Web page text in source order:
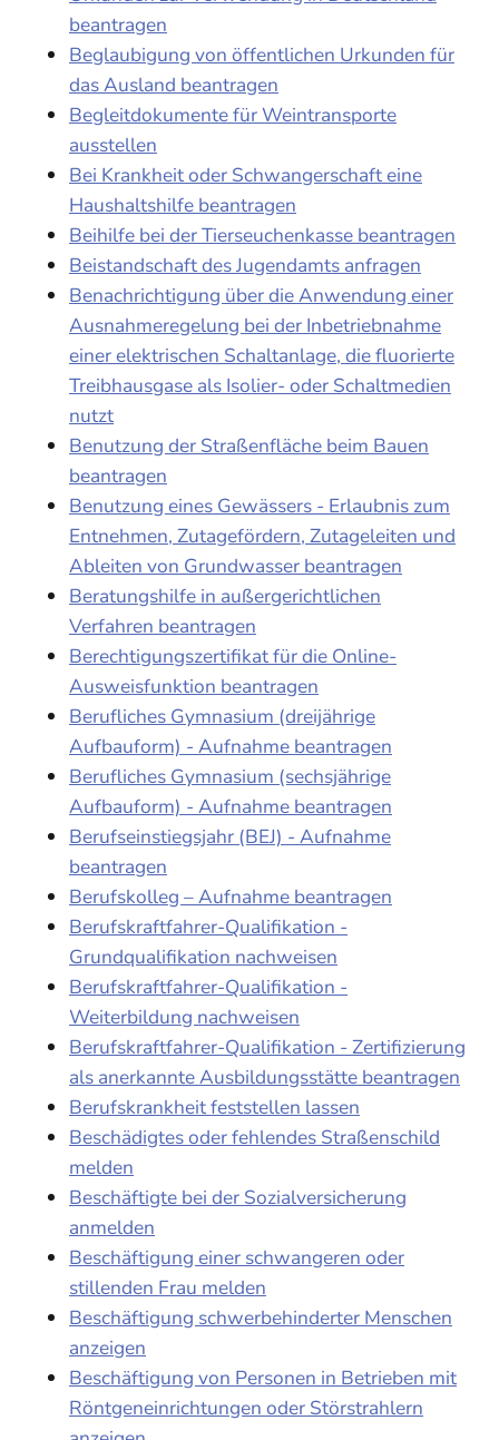
beantragen
Beglaubigung von öffentlichen Urkunden für
das Ausland beantragen
Begleitdokumente für Weintransporte
ausstellen
Bei Krankheit oder Schwangerschaft eine
Haushaltshilfe beantragen
Beihilfe bei der Tierseuchenkasse beantragen
Beistandschaft des Jugendamts anfragen
Benachrichtigung über die Anwendung einer
Ausnahmeregelung bei der Inbetriebnahme
einer elektrischen Schaltanlage, die fluorierte
Treibhausgase als Isolier- oder Schaltmedien
nutzt
Benutzung der Straßenfläche beim Bauen
beantragen
Benutzung eines Gewässers - Erlaubnis zum
Entnehmen, Zutagefördern, Zutageleiten und
Ableiten von Grundwasser beantragen
Beratungshilfe in außergerichtlichen
Verfahren beantragen
Berechtigungszertifikat für die Online-
Ausweisfunktion beantragen
Berufliches Gymnasium (dreijährige
Aufbauform) - Aufnahme beantragen
Berufliches Gymnasium (sechsjährige
Aufbauform) - Aufnahme beantragen
Berufseinstiegsjahr (BEJ) - Aufnahme
beantragen
Berufskolleg – Aufnahme beantragen
Berufskraftfahrer-Qualifikation -
Grundqualifikation nachweisen
Berufskraftfahrer-Qualifikation -
Weiterbildung nachweisen
Berufskraftfahrer-Qualifikation - Zertifizierung
als anerkannte Ausbildungsstätte beantragen
Berufskrankheit feststellen lassen
Beschädigtes oder fehlendes Straßenschild
melden
Beschäftigte bei der Sozialversicherung
anmelden
Beschäftigung einer schwangeren oder
stillenden Frau melden
Beschäftigung schwerbehinderter Menschen
anzeigen
Beschäftigung von Personen in Betrieben mit
Röntgeneinrichtungen oder Störstrahlern